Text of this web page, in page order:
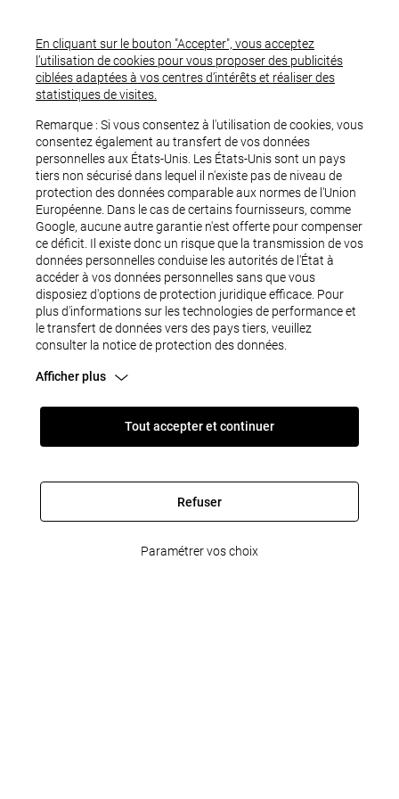
OUPS...
Une erreur est survenue.
En cliquant sur le bouton "Accepter", vous acceptez
l’utilisation de cookies pour vous proposer des publicités
ciblées adaptées à vos centres d’intérêts et réaliser des
statistiques de visites.
Remarque : Si vous consentez à l'utilisation de cookies, vous
consentez également au transfert de vos données
personnelles aux États-Unis. Les États-Unis sont un pays
tiers non sécurisé dans lequel il n'existe pas de niveau de
protection des données comparable aux normes de l'Union
Européenne. Dans le cas de certains fournisseurs, comme
Google, aucune autre garantie n'est offerte pour compenser
ce déficit. Il existe donc un risque que la transmission de vos
données personnelles conduise les autorités de l'État à
accéder à vos données personnelles sans que vous
disposiez d'options de protection juridique efficace. Pour
plus d'informations sur les technologies de performance et
le transfert de données vers des pays tiers, veuillez
consulter la notice de protection des données.
Afficher plus
Refuser
Tout accepter et continuer
Paramétrer vos choix